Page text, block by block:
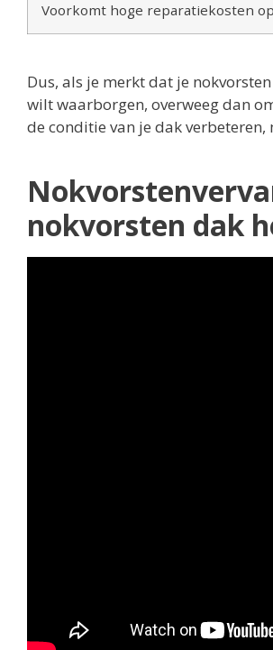
Voorkomt hoge reparatiekosten
Dus, als je merkt dat je
wilt waarborgen, overweeg dan
de conditie van je dak
nokvorsten dak